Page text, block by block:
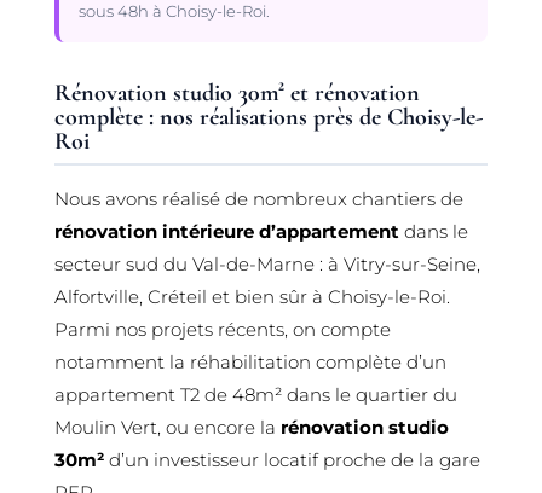
sous 48h à Choisy-le-Roi.
Rénovation studio 30m² et rénovation
complète : nos réalisations près de Choisy-le-
Roi
Nous avons réalisé de nombreux chantiers de
rénovation intérieure d’appartementdans le
secteur sud du Val-de-Marne : à Vitry-sur-Seine,
Alfortville, Créteil et bien sûr à Choisy-le-Roi.
Parmi nos projets récents, on compte
notamment la réhabilitation complète d’un
appartement T2 de 48m² dans le quartier du
Moulin Vert, ou encore la rénovation studio
30m²d’un investisseur locatif proche de la gare